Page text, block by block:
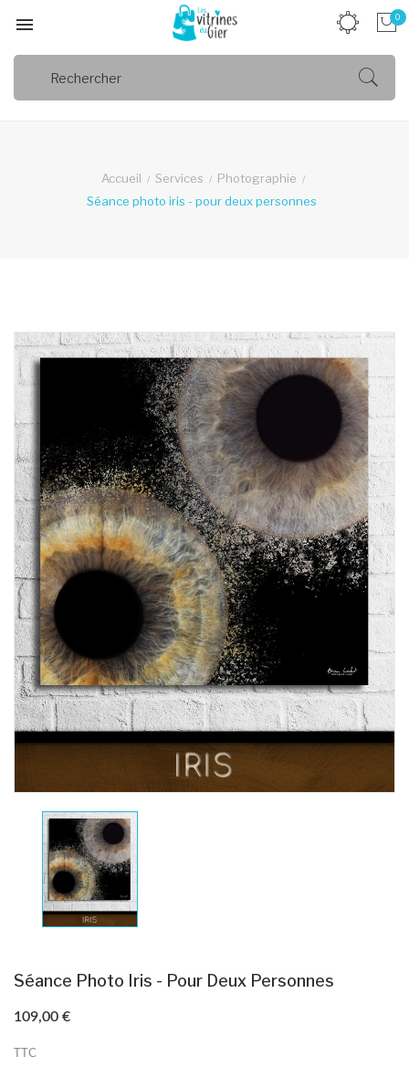
 0
Accueil Services
Photographie
Séance photo iris - pour deux personnes
Séance Photo Iris - Pour Deux Personnes
109,00 €
TTC